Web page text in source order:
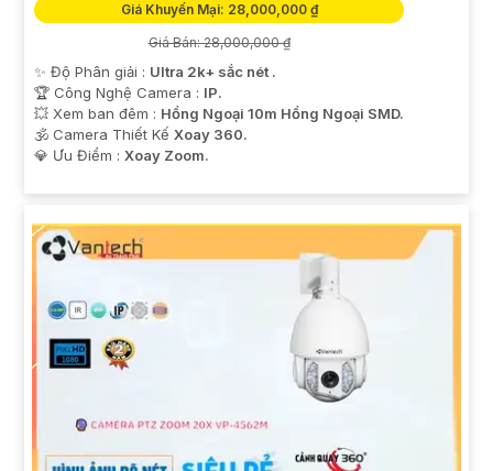
Giá Khuyến Mại: 28,000,000 ₫
Giá Bán: 28,000,000 ₫
✨ Độ Phân giải : Ultra 2k+ sắc nét .
🏆 Công Nghệ Camera : IP.
💥 Xem ban đêm : Hồng Ngoại 10m Hồng Ngoại SMD.
🕉️ Camera Thiết Kế Xoay 360.
️💎 Ưu Điểm : Xoay Zoom.